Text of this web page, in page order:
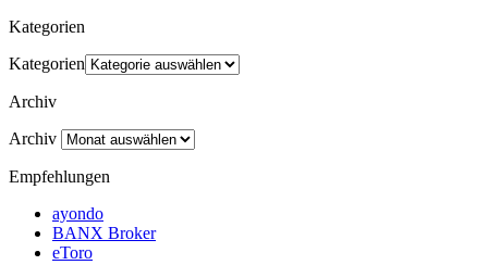
Kategorien
Kategorien
Archiv
Archiv
Empfehlungen
ayondo
BANX Broker
eToro